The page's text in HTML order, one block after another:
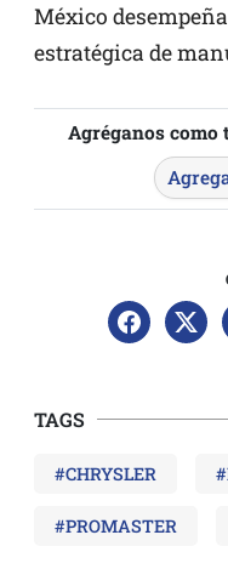
México
estratégica de
Agréganos
TAGS
#CHRYSLER
#PROMASTER